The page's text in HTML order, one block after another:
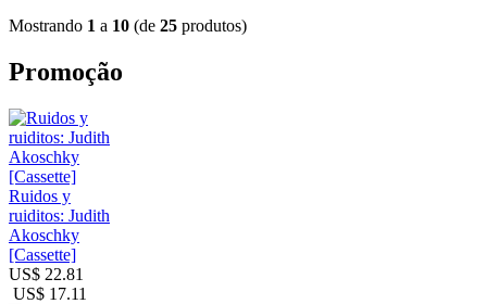
Mostrando 1 a 10 (de 25 produtos)
Promoção
Ruidos y
ruiditos: Judith
Akoschky
[Cassette]
US$ 22.81
US$ 17.11